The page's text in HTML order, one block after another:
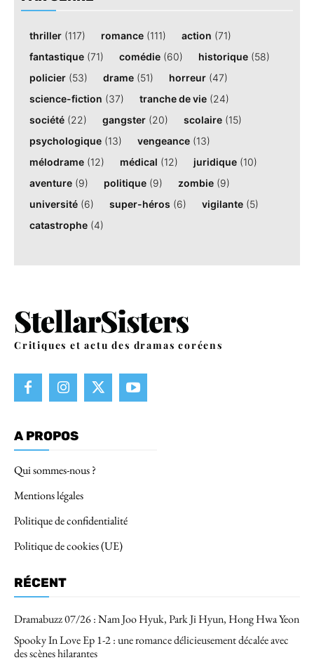
thriller (117) romance (111) action (71)
fantastique (71) comédie (60) historique (58)
policier (53) drame (51) horreur (47)
science-fiction (37) tranche de vie (24)
société (22) gangster (20) scolaire (15)
psychologique (13) vengeance (13)
mélodrame (12) médical (12) juridique (10)
aventure (9) politique (9) zombie (9)
université (6) super-héros (6) vigilante (5)
catastrophe (4)
Critiques et actu des dramas coréens
A PROPOS
Qui sommes-nous ?
Mentions légales
Politique de confidentialité
Politique de cookies (UE)
RÉCENT
Dramabuzz 07/26 : Nam Joo Hyuk, Park Ji Hyun, Hong Hwa Yeon
Spooky In Love Ep 1-2 : une romance délicieusement décalée avec
des scènes hilarantes